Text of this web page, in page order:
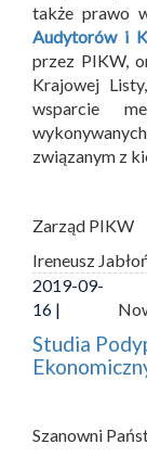
także prawo
Audytorów i
przez PIKW,
Krajowej
wsparcie
związanym z
Zarząd PIKW
Ireneusz
2019-09-
16 |
Studia
Szanowni